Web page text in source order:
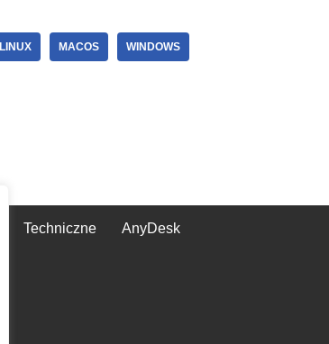
LINUX MACOS WINDOWS
Techniczne AnyDesk